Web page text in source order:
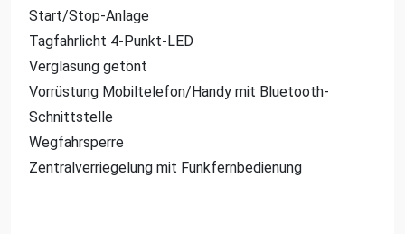
Start/Stop-Anlage
Tagfahrlicht 4-Punkt-LED
Verglasung getönt
Vorrüstung Mobiltelefon/Handy mit Bluetooth-
Schnittstelle
Wegfahrsperre
Zentralverriegelung mit Funkfernbedienung